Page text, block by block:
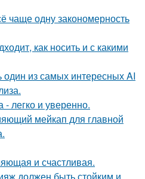
чаще одну закономерность
как носить и с какими
из самых интересных AI
- легко и уверенно.
мейкап для главной
и счастливая.